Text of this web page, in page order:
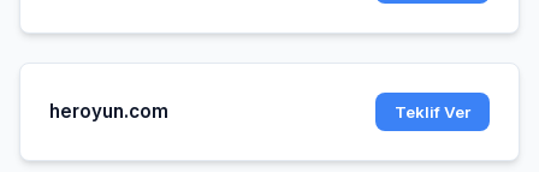
heroyun.com Teklif Ver